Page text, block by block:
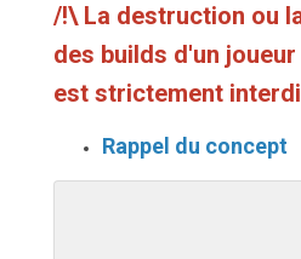
/!\ La destruction ou
des builds d'un
est strictement
Rappel du concept